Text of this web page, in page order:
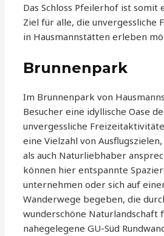
Das Schloss Pfeilerhof ist somit
Ziel für alle, die unvergessliche
in Hausmannstätten erleben
Brunnenpark
Im Brunnenpark von
Besucher eine idyllische Oase
unvergessliche
eine Vielzahl von
als auch Naturliebhaber
können hier entspannte
unternehmen oder sich auf
Wanderwege begeben, die
wunderschöne Naturlandschaft
nahegelegene GU-Süd